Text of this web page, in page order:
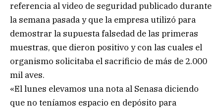
referencia al video de seguridad publicado durante
la semana pasada y que la empresa utilizó para
demostrar la supuesta falsedad de las primeras
muestras, que dieron positivo y con las cuales el
organismo solicitaba el sacrificio de más de 2.000
mil aves.
«El lunes elevamos una nota al Senasa diciendo
que no teníamos espacio en depósito para